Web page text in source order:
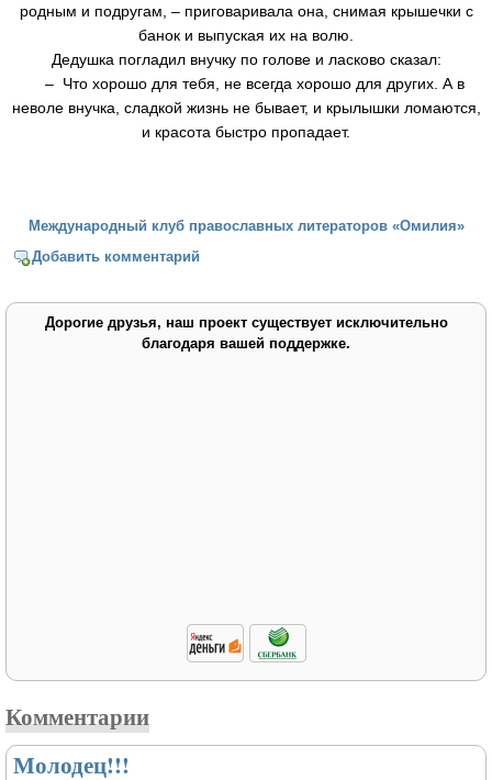
родным и подругам, – приговаривала она, снимая крышечки с
банок и выпуская их на волю.
Дедушка погладил внучку по голове и ласково сказал:
– Что хорошо для тебя, не всегда хорошо для других. А в
неволе внучка, сладкой жизнь не бывает, и крылышки ломаются,
и красота быстро пропадает.
Международный клуб православных литераторов «Омилия»
Добавить комментарий
Дорогие друзья, наш проект существует исключительно
благодаря вашей поддержке.
Комментарии
Молодец!!!